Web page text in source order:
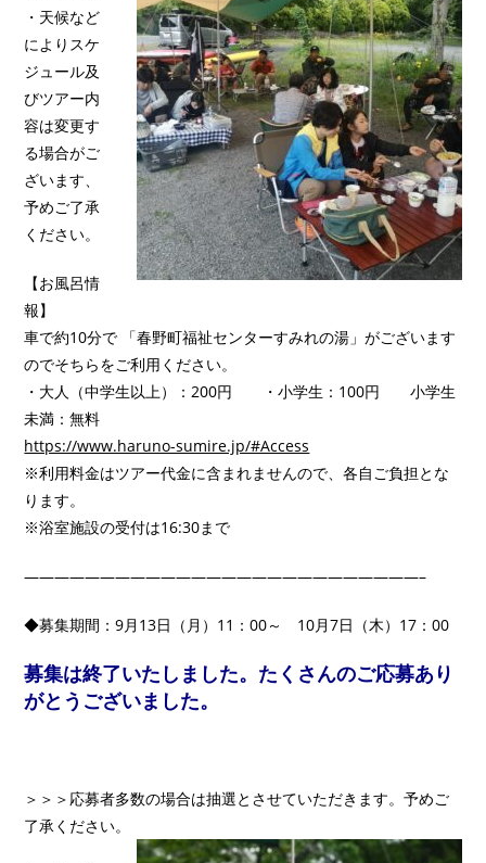
・天候など
によりスケ
ジュール及
びツアー内
容は変更す
る場合がご
ざいます、
予めご了承
ください。
【お風呂情
報】
車で約10分で 「春野町福祉センターすみれの湯」がございます
のでそちらをご利用ください。
・大人（中学生以上）：200円 ・小学生：100円 小学生
未満：無料
https://www.haruno-sumire.jp/#Access
※利用料金はツアー代金に含まれませんので、各自ご負担とな
ります。
※浴室施設の受付は16:30まで
——————————————————————————–
◆募集期間：9月13日（月）11：00～ 10月7日（木）17：00
募集は終了いたしました。たくさんのご応募あり
がとうございました。
＞＞＞応募者多数の場合は抽選とさせていただきます。予めご
了承ください。